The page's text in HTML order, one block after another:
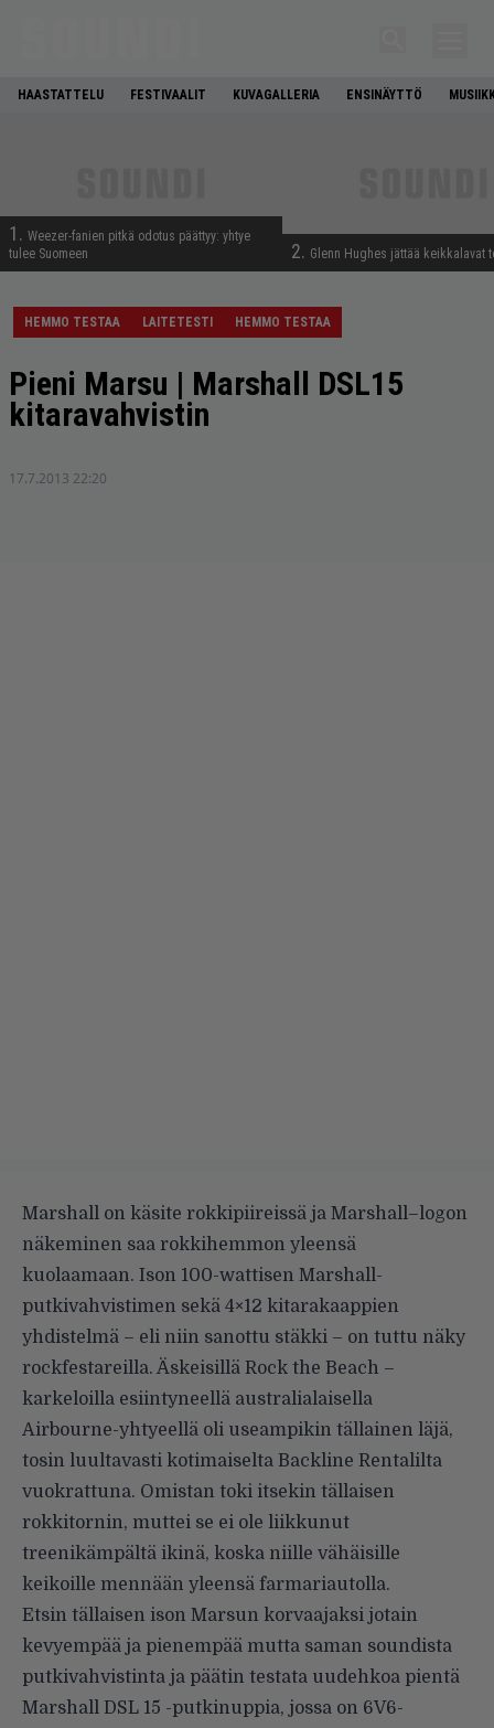
HAASTATTELU FESTIVAALIT KUVAGALLERIA ENSINÄYTTÖ
1. Weezer-fanien pitkä odotus päättyy: yhtye
tulee Suomeen
2. Glenn Hughes jättää keikkalavat
HEMMO TESTAA LAITETESTI HEMMO TESTAA
Pieni Marsu | Marshall DSL15
kitaravahvistin
17.7.2013 22:20
Marshall on käsite rokkipiireissä ja Marshall–logon
näkeminen saa rokkihemmon yleensä
kuolaamaan. Ison 100-wattisen Marshall-
putkivahvistimen sekä 4×12 kitarakaappien
yhdistelmä – eli niin sanottu stäkki – on tuttu näky
rockfestareilla. Äskeisillä Rock the Beach –
karkeloilla esiintyneellä australialaisella
Airbourne-yhtyeellä oli useampikin tällainen läjä,
tosin luultavasti kotimaiselta Backline Rentalilta
vuokrattuna. Omistan toki itsekin tällaisen
rokkitornin, muttei se ei ole liikkunut
treenikämpältä ikinä, koska niille vähäisille
keikoille mennään yleensä farmariautolla.
Etsin tällaisen ison Marsun korvaajaksi jotain
kevyempää ja pienempää mutta saman soundista
putkivahvistinta ja päätin testata uudehkoa pientä
Marshall DSL 15 -putkinuppia, jossa on 6V6-